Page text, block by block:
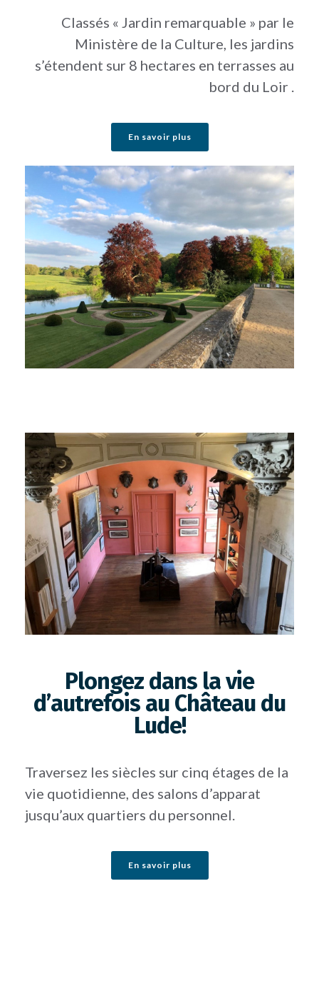
Classés « Jardin remarquable » par le
Ministère de la Culture, les jardins
s’étendent sur 8 hectares en terrasses au
bord du Loir .
En savoir plus
Plongez dans la vie
d’autrefois au Château du
Lude!
Traversez les siècles sur cinq étages de la
vie quotidienne, des salons d’apparat
jusqu’aux quartiers du personnel.
En savoir plus